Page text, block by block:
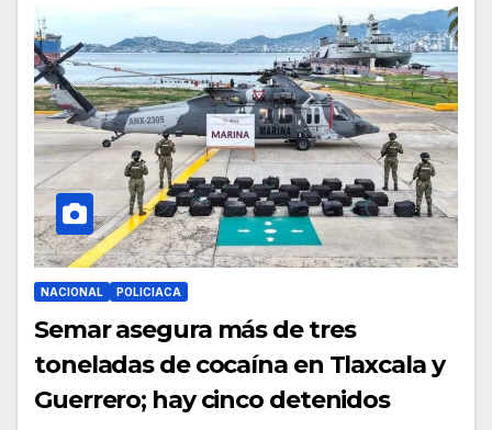
NACIONAL POLICIACA
Semar asegura más de tres
toneladas de cocaína en Tlaxcala y
Guerrero; hay cinco detenidos